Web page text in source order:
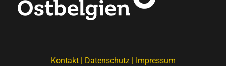
Kontakt| Datenschutz| Impressum